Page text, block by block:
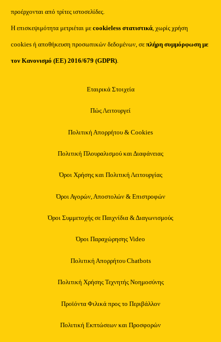
προέρχονται από τρίτες ιστοσελίδες.
Η επισκεψιμότητα μετριέται μεcookieless στατιστικά, χωρίς χρήση
cookies ή αποθήκευση προσωπικών δεδομένων, σεπλήρη συμμόρφωση με
τον Κανονισμό (ΕΕ) 2016/679 (GDPR).
Εταιρικά Στοιχεία
Πώς Λειτουργεί
Πολιτική Απορρήτου & Cookies
Πολιτική Πλουραλισμού και Διαφάνειας
Όροι Χρήσης και Πολιτική Λειτουργίας
Όροι Αγορών, Αποστολών & Επιστροφών
Όροι Συμμετοχής σε Παιχνίδια & Διαγωνισμούς
Όροι Παραχώρησης Video
Πολιτική Απορρήτου Chatbots
Πολιτική Χρήσης Τεχνητής Νοημοσύνης
Προϊόντα Φιλικά προς το Περιβάλλον
Πολιτική Εκπτώσεων και Προσφορών